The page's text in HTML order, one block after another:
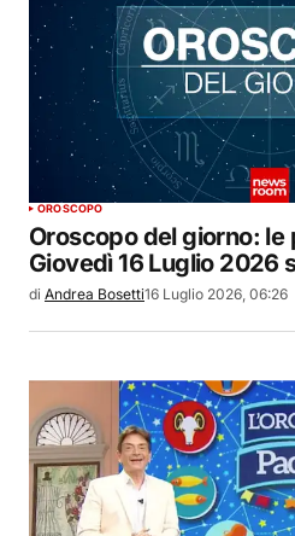
OROSCOPO
Oroscopo del giorno: le
Giovedì 16 Luglio 2026
di Andrea Bosetti16 Luglio 2026, 06:26